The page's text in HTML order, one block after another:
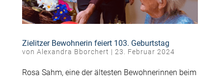
Zielitzer Bewohnerin feiert 103. Geburtstag
von Alexandra Bborchert | 23. Februar 2024
Rosa Sahm, eine der ältesten Bewohnerinnen beim